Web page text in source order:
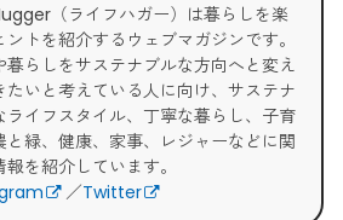
（ライフハガー）は暮らしを楽
ントを紹介するウェブマガジンです。
暮らしをサステナブルな方向へと変え
たいと考えている人に向け、サステナ
ライフスタイル、丁寧な暮らし、子育
と緑、健康、家事、レジャーなどに関
報を紹介しています。
／Twitter